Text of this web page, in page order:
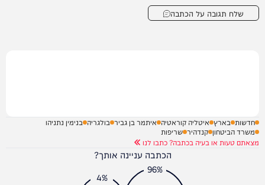
שלח תגובה על הכתבה
חדשות בארץ איטליה קוראטיה איתמר בן גביר בולגריה בנימין נתניהו
משרד הביטחון קנדהיר שריפות
מצאתם טעות או בעיה בכתבה? כתבו לנו
הכתבה עניינה אותך?
96%
4%